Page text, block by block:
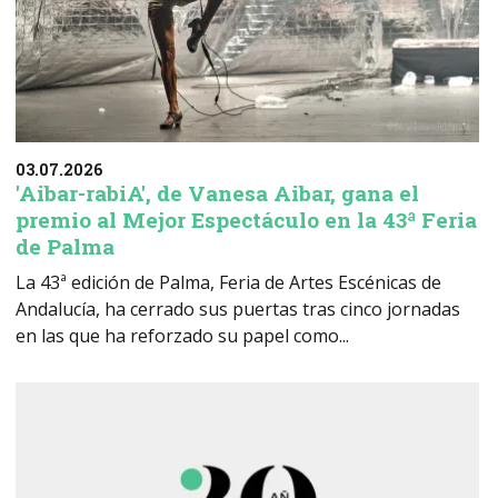
03.07.2026
'Aibar-rabiA', de Vanesa Aibar, gana el
premio al Mejor Espectáculo en la 43ª Feria
de Palma
La 43ª edición de Palma, Feria de Artes Escénicas de
Andalucía, ha cerrado sus puertas tras cinco jornadas
en las que ha reforzado su papel como...